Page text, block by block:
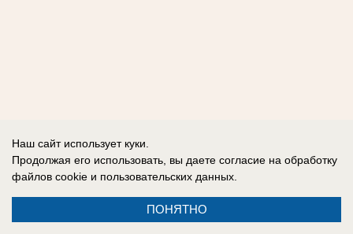
Наш сайт использует куки.
Продолжая его использовать, вы даете согласие на обработку
файлов cookie и пользовательских данных.
ПОНЯТНО